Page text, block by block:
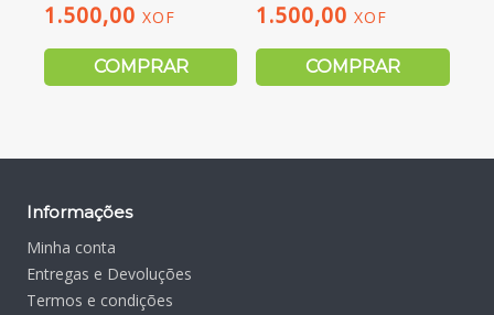
1.500,00 XOF
COMPRAR
1.500,00XOF
COMPRAR
Informações
Minha conta
Entregas e Devoluções
Termos e condições